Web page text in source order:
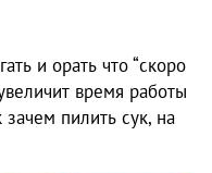
и орать что “скоро
время работы
зачем пилить сук, на